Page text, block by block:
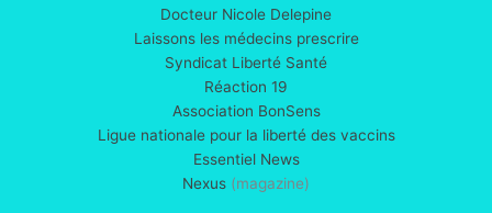
Docteur Nicole Delepine
Laissons les médecins prescrire
Syndicat Liberté Santé
Réaction 19
Association BonSens
Ligue nationale pour la liberté des vaccins
Essentiel News
Nexus (magazine)